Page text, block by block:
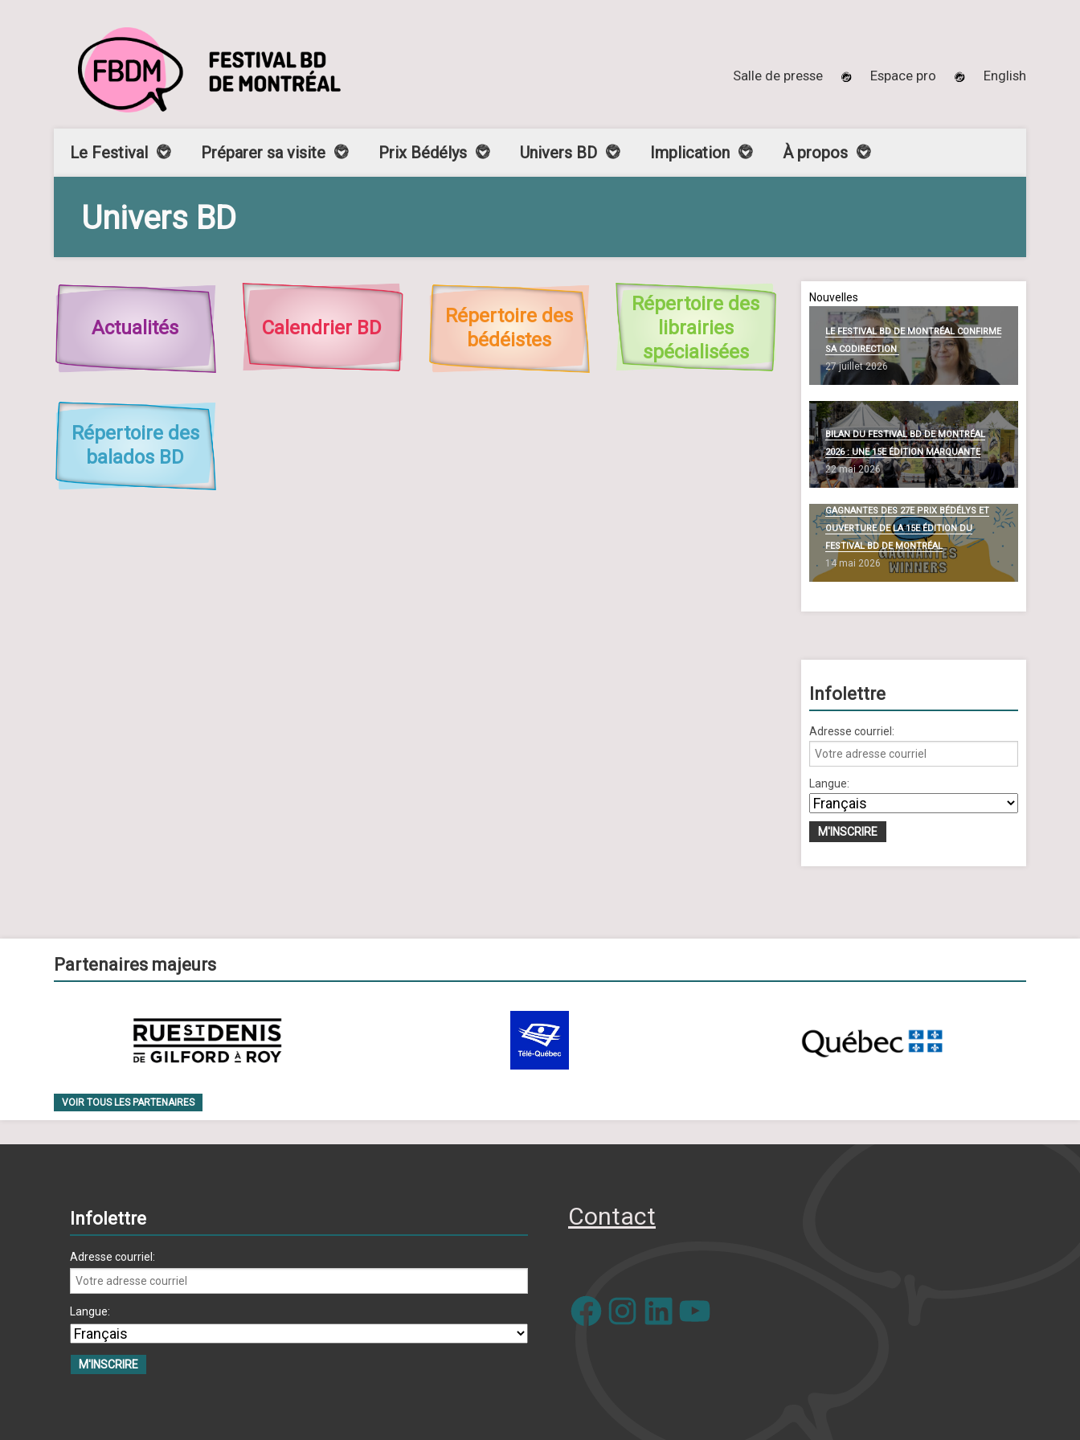
Salle de presse Espace pro English
Le Festival Préparer sa visite Prix Bédélys Univers BD Implication À propos
Univers BD
Actualités Calendrier BD
Répertoire des
bédéistes
Répertoire des
librairies
spécialisées
Répertoire des
balados BD
Nouvelles
LE FESTIVAL BD DE MONTRÉAL CONFIRME
SA CODIRECTION
27 juillet 2026
BILAN DU FESTIVAL BD DE MONTRÉAL
2026 : UNE 15E ÉDITION MARQUANTE
22 mai 2026
GAGNANTES DES 27E PRIX BÉDÉLYS ET
OUVERTURE DE LA 15E ÉDITION DU
FESTIVAL BD DE MONTRÉAL
14 mai 2026
Infolettre
Adresse courriel:
Langue:
Partenaires majeurs
VOIR TOUS LES PARTENAIRES
Infolettre
Adresse courriel:
Langue:
Contact
FacebookInstagram YouTube